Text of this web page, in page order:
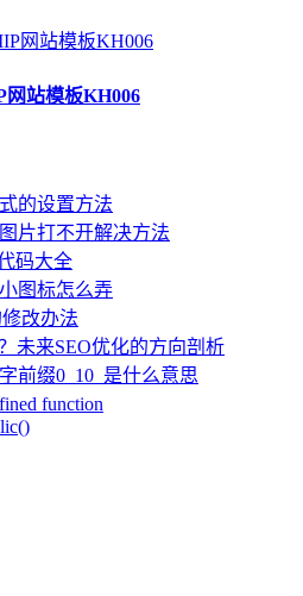
站模板KH006
的设置方法
片打不开解决方法
码大全
图标怎么弄
改办法
未来SEO优化的方向剖析
前缀0_10_是什么意思
function